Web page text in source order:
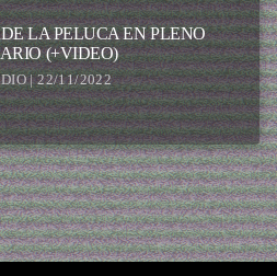
LA PELUCA EN PLENO
(+VIDEO)
| 22/11/2022